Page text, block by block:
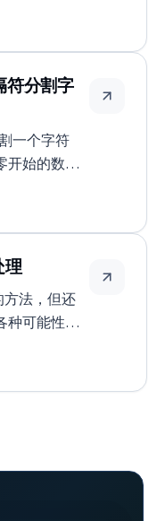
起来，
，我们首先
表达式。它
有一堆规
的技
的是，正
估的，如
使用最大
的，试图处
其中有许…
符分割字
一个字符
开始的数组
符，不能
更高版本 简
一个数
组，只能插
据一些简单
一个以逗
数在这方面
参数。 $…
理
方法，但还
种可能性做
，但所有
，通过分隔